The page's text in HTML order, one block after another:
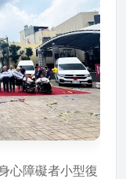
心障礙者小型復